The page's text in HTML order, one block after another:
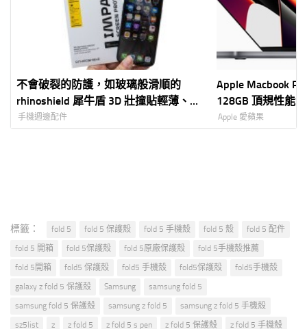
不會破裂的防護，如玻璃般滑順的
rhinoshield 犀牛盾 3D 壯撞貼輕薄、強
悍，完美包覆！
手機週邊配件
Apple Macbook
128GB 頂規性能
LLM 本地大模型
Apple 愛蘋果
標籤： fold 5 fold 5 保護殼 fold 5 手機殼 fold 5 殼
fold 5 配件
fold 5 開箱
fold 5保護殼 fold 5原廠保護殼
fold 5手機殼推薦
fold 5開箱
fold5 保護殼 fold5 手機殼 fold5保護殼
fold5手機殼
galaxy z fold 5 保護殼
Samsung
samsung fold 5
samsung fold 5 保護殼
samsung z fold 5
samsung z fold 5 手機殼
sz5list
z z fold 5 z fold 5 s pen z fold 5 保護殼 z fold 5 手機殼